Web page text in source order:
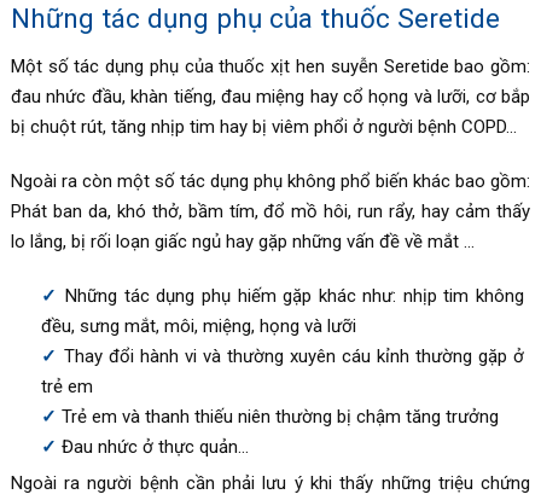
Những tác dụng phụ của thuốc Seretide
Một số tác dụng phụ của thuốc xịt hen suyễn Seretide bao gồm:
đau nhức đầu, khàn tiếng, đau miệng hay cổ họng và lưỡi, cơ bắp
bị chuột rút, tăng nhịp tim hay bị viêm phổi ở người bệnh COPD…
Ngoài ra còn một số tác dụng phụ không phổ biến khác bao gồm:
Phát ban da, khó thở, bầm tím, đổ mồ hôi, run rẩy, hay cảm thấy
lo lắng, bị rối loạn giấc ngủ hay gặp những vấn đề về mắt …
Những tác dụng phụ hiếm gặp khác như: nhịp tim không
đều, sưng mắt, môi, miệng, họng và lưỡi
Thay đổi hành vi và thường xuyên cáu kỉnh thường gặp ở
trẻ em
Trẻ em và thanh thiếu niên thường bị chậm tăng trưởng
Đau nhức ở thực quản…
Ngoài ra người bệnh cần phải lưu ý khi thấy những triệu chứng